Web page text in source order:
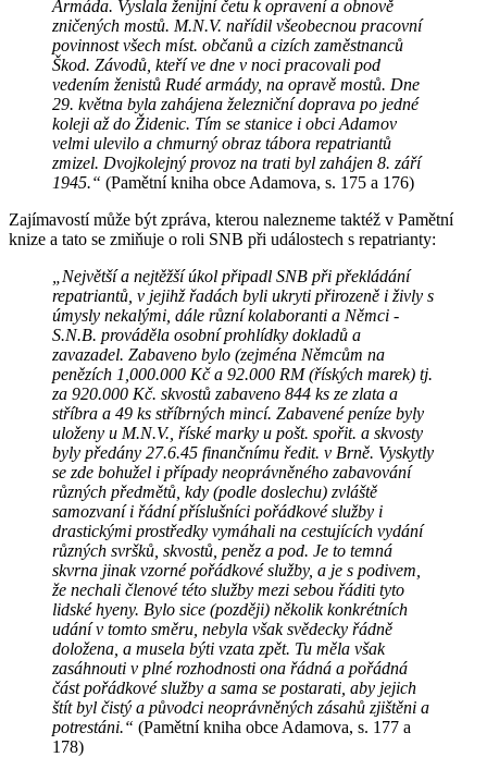
Armáda. Vyslala ženijní četu k opravení a obnově
zničených mostů. M.N.V. nařídil všeobecnou pracovní
povinnost všech míst. občanů a cizích zaměstnanců
Škod. Závodů, kteří ve dne v noci pracovali pod
vedením ženistů Rudé armády, na opravě mostů. Dne
29. května byla zahájena železniční doprava po jedné
koleji až do Židenic. Tím se stanice i obci Adamov
velmi ulevilo a chmurný obraz tábora repatriantů
zmizel. Dvojkolejný provoz na trati byl zahájen 8. září
1945.“ (Pamětní kniha obce Adamova, s. 175 a 176)
Zajímavostí může být zpráva, kterou nalezneme taktéž v Pamětní
knize a tato se zmiňuje o roli SNB při událostech s repatrianty:
„Největší a nejtěžší úkol připadl SNB při překládání
repatriantů, v jejihž řadách byli ukryti přirozeně i živly s
úmysly nekalými, dále různí kolaboranti a Němci -
S.N.B. prováděla osobní prohlídky dokladů a
zavazadel. Zabaveno bylo (zejména Němcům na
penězích 1,000.000 Kč a 92.000 RM (říských marek) tj.
za 920.000 Kč. skvostů zabaveno 844 ks ze zlata a
stříbra a 49 ks stříbrných mincí. Zabavené peníze byly
uloženy u M.N.V., říské marky u pošt. spořit. a skvosty
byly předány 27.6.45 finančnímu ředit. v Brně. Vyskytly
se zde bohužel i případy neoprávněného zabavování
různých předmětů, kdy (podle doslechu) zvláště
samozvaní i řádní příslušníci pořádkové služby i
drastickými prostředky vymáhali na cestujících vydání
různých svršků, skvostů, peněz a pod. Je to temná
skvrna jinak vzorné pořádkové služby, a je s podivem,
že nechali členové této služby mezi sebou řáditi tyto
lidské hyeny. Bylo sice (později) několik konkrétních
udání v tomto směru, nebyla však svědecky řádně
doložena, a musela býti vzata zpět. Tu měla však
zasáhnouti v plné rozhodnosti ona řádná a pořádná
část pořádkové služby a sama se postarati, aby jejich
štít byl čistý a původci neoprávněných zásahů zjištěni a
potrestáni.“ (Pamětní kniha obce Adamova, s. 177 a
178)